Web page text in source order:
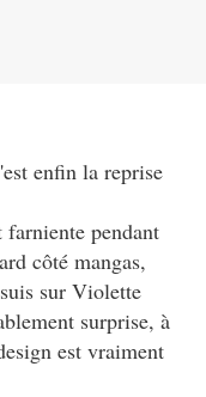
enfin la reprise
pendant
côté mangas,
sur Violette
surprise, à
est vraiment